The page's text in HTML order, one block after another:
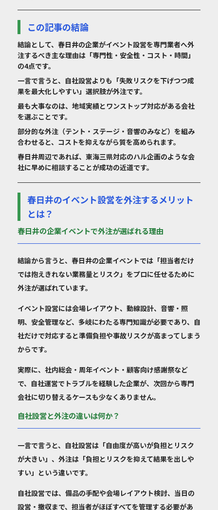
この記事の結論
結論として、春日井の企業がイベント設営を専門業者へ外
注するべき主な理由は「専門性・安全性・コスト・時間」
の4点です。
一言で言うと、自社設営よりも「失敗リスクを下げつつ成
果を最大化しやすい」選択肢が外注です。
最も大事なのは、地域実績とワンストップ対応がある会社
を選ぶことです。
部分的な外注（テント・ステージ・音響のみなど）を組み
合わせると、コストを抑えながら質を高められます。
春日井周辺であれば、東海三県対応のハル企画のような会
社に早めに相談することが成功の近道です。
春日井のイベント設営を外注するメリット
とは？
春日井の企業イベントで外注が選ばれる理由
結論から言うと、春日井の企業イベントでは「担当者だけ
では抱えきれない業務量とリスク」をプロに任せるために
外注が選ばれています。
イベント設営には会場レイアウト、動線設計、音響・照
明、安全管理など、多岐にわたる専門知識が必要であり、自
社だけで対応すると準備負担や事故リスクが高まってしまう
からです。
実際に、社内総会・周年イベント・顧客向け感謝祭など
で、自社運営でトラブルを経験した企業が、次回から専門
会社に切り替えるケースも少なくありません。
自社設営と外注の違いは何か？
一言で言うと、自社設営は「自由度が高いが負担とリスク
が大きい」、外注は「負担とリスクを抑えて結果を出しや
すい」という違いです。
自社設営では、備品の手配や会場レイアウト検討、当日の
設営・撤収まで、担当者がほぼすべてを管理する必要があ